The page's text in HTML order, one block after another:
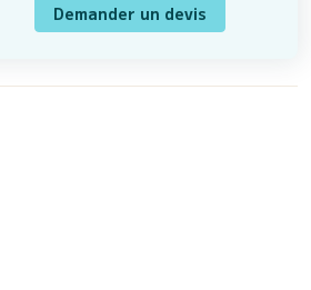
Demander un devis